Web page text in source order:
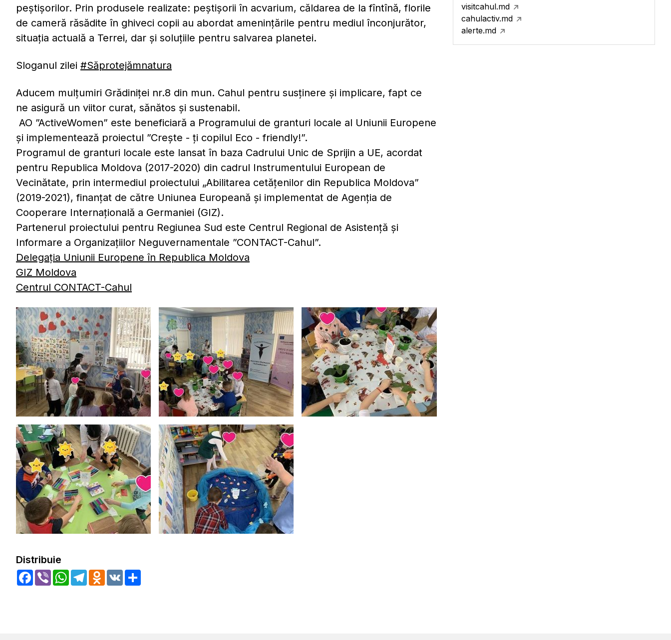
peștișorilor. Prin produsele realizate: peștișorii în acvarium, căldarea de la fîntînă, florile
de cameră răsădite în ghiveci copii au abordat amenințările pentru mediul înconjurător,
situația actuală a Terrei, dar și soluțiile pentru salvarea planetei.
Sloganul zilei #Săprotejămnatura
Aducem mulțumiri Grădiniței nr.8 din mun. Cahul pentru susținere și implicare, fapt ce
ne asigură un viitor curat, sănătos și sustenabil.
AO ”ActiveWomen” este beneficiară a Programului de granturi locale al Uniunii Europene
și implementează proiectul ”Creşte - ţi copilul Eco - friendly!”.
Programul de granturi locale este lansat în baza Cadrului Unic de Sprijin a UE, acordat
pentru Republica Moldova (2017-2020) din cadrul Instrumentului European de
Vecinătate, prin intermediul proiectului „Abilitarea cetățenilor din Republica Moldova”
(2019-2021), finanțat de către Uniunea Europeană și implementat de Agenția de
Cooperare Internațională a Germaniei (GIZ).
Partenerul proiectului pentru Regiunea Sud este Centrul Regional de Asistență și
Informare a Organizațiilor Neguvernamentale ”CONTACT-Cahul”.
Delegația Uniunii Europene în Republica Moldova
GIZ Moldova
Centrul CONTACT-Cahul
Distribuie
Facebook
Viber WhatsApp
TelegramOdnoklassniki
VK
visitcahul.md
cahulactiv.md
alerte.md